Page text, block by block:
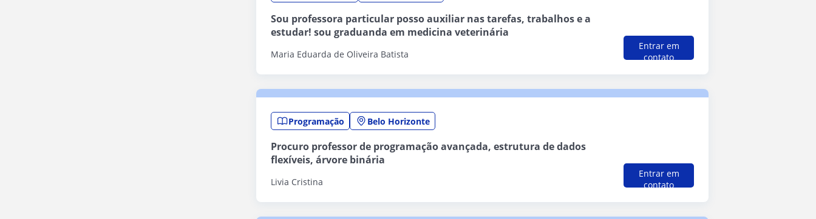
Maria Eduarda de Oliveira Batista
Sou professora particular posso auxiliar nas tarefas, trabalhos e a
estudar! sou graduanda em medicina veterinária
Entrar em
contato
Programação Belo Horizonte
Livia Cristina
Procuro professor de programação avançada, estrutura de dados
flexíveis, árvore binária
Entrar em
contato